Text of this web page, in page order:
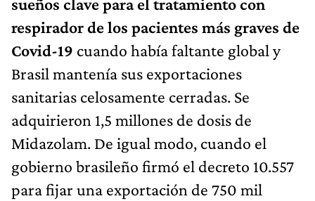
sueños clave para el tratamiento con
respirador de los pacientes más graves de
Covid-19 cuando había faltante global y
Brasil mantenía sus exportaciones
sanitarias celosamente cerradas. Se
adquirieron 1,5 millones de dosis de
Midazolam. De igual modo, cuando el
gobierno brasileño firmó el decreto 10.557
para fijar una exportación de 750 mil